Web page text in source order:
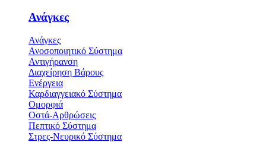
Ανάγκες
Ανάγκες
Ανοσοποιητικό Σύστημα
Αντιγήρανση
Διαχείρηση Βάρους
Ενέργεια
Καρδιαγγειακό Σύστημα
Ομορφιά
Οστά-Αρθρώσεις
Πεπτικό Σύστημα
Στρες-Νευρικό Σύστημα